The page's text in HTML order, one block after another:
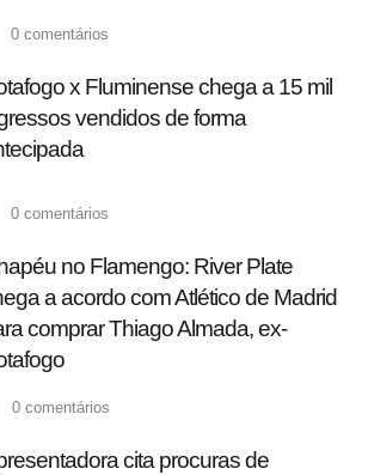
0 comentários
x Fluminense chega a 15 mil
vendidos de forma
0 comentários
no Flamengo: River Plate
a acordo com Atlético de Madrid
comprar Thiago Almada, ex-
0 comentários
cita procuras de